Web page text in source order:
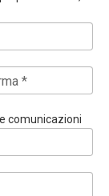
*
comunicazioni